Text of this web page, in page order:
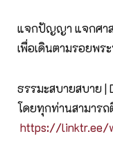
แจกปัญญา แจกศา
เพื่อเดินตามรอยพร
ธรรมะสบายสบาย |
โดยทุกท่านสามารถ
https://linktr.ee/